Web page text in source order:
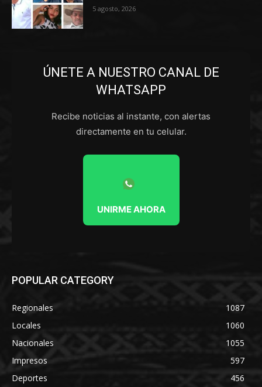
5 agosto, 2026
ÚNETE A NUESTRO CANAL DE
WHATSAPP
Recibe noticias al instante, con alertas
directamente en tu celular.
UNIRME AHORA
POPULAR CATEGORY
Regionales
1087
Locales
1060
Nacionales
1055
Impresos
597
Deportes
456